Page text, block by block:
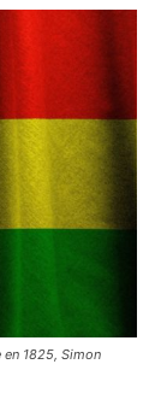
1825, Simon